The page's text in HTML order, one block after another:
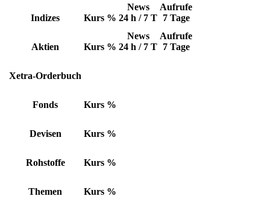
Indizes Kurs %
News
24 h / 7 T
Aufrufe
7 Tage
Aktien Kurs %
News
24 h / 7 T
Aufrufe
7 Tage
Xetra-Orderbuch
Fonds Kurs %
Devisen Kurs %
Rohstoffe Kurs %
Themen Kurs %